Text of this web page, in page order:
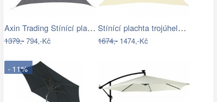
Axin Trading Stínící plachta…
1379,-794,-Kč
Stínící plachta trojúhelníková 5 x 5 x…
1674,-1474,-Kč
- 11%